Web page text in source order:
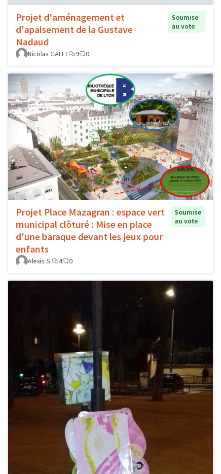
Projet d'aménagement et
d'apaisement de la Gustave
Nadaud
Soumise
au vote
Nicolas GALET 9 0
Projet Place Mazagran : espace vert
municipal clôturé : Mise en place
d'une baraque devant les jeux pour
enfants
Soumise
au vote
Alexis S. 4 0